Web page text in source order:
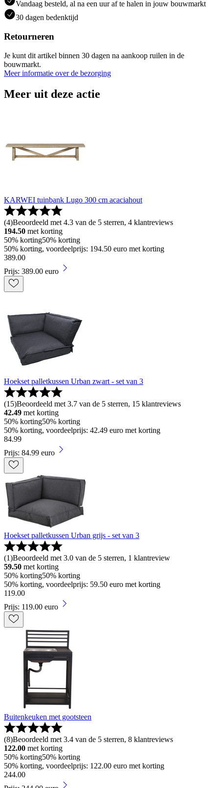
Vandaag besteld, al na een uur af te halen in jouw bouwmarkt
30 dagen bedenktijd
Retourneren
Je kunt dit artikel binnen 30 dagen na aankoop ruilen in de
bouwmarkt.
Meer informatie over de bezorging
Meer uit deze actie
KARWEI tuinbank Lugo 300 cm acaciahout
(4)Beoordeeld met 4.3 van de 5 sterren, 4 klantreviews
194.50 met korting
50% korting50% korting
50% korting, voordeelprijs: 194.50 euro met korting
389.00
Prijs: 389.00 euro
Hoekset palletkussen Urban zwart - set van 3
(15)Beoordeeld met 3.7 van de 5 sterren, 15 klantreviews
42.49 met korting
50% korting50% korting
50% korting, voordeelprijs: 42.49 euro met korting
84.99
Prijs: 84.99 euro
Hoekset palletkussen Urban grijs - set van 3
(1)Beoordeeld met 3.0 van de 5 sterren, 1 klantreview
59.50 met korting
50% korting50% korting
50% korting, voordeelprijs: 59.50 euro met korting
119.00
Prijs: 119.00 euro
Buitenkeuken met gootsteen
(8)Beoordeeld met 3.4 van de 5 sterren, 8 klantreviews
122.00 met korting
50% korting50% korting
50% korting, voordeelprijs: 122.00 euro met korting
244.00